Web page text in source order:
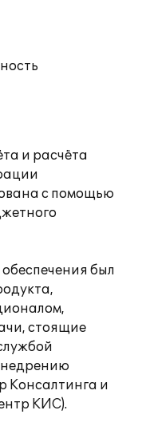
и расчёта
с помощью
был
стоящие
Консалтинга и
КИС).